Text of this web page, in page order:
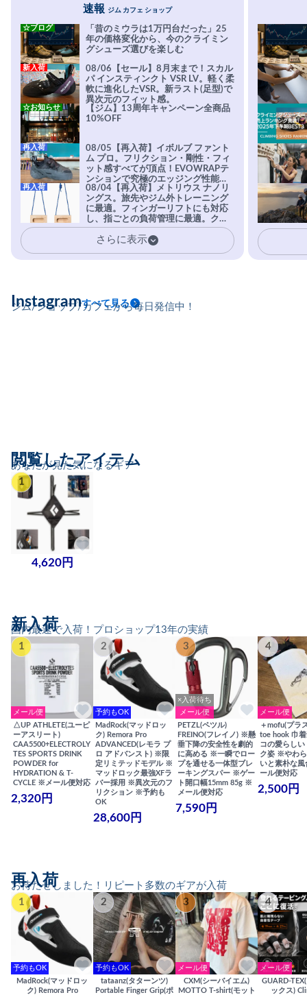
速報 ジム カフェ ショップ
「昔のミウラは1万円台だった」25
年の価格変化から、今のクライミン
グシューズ選びを楽しむ
☆ブログ
08/06【セール】8月末まで！スカル
パ インスティンクト VSR LV。軽く柔
軟に進化したVSR。新ラスト(足型)で
異次元のフィット感。
新入荷
【ジム】13周年キャンペーン全商品
10%OFF
☆お知らせ
08/05【再入荷】イボルブ ファント
ム プロ。フリクション・剛性・フィ
ット感すべてが頂点！EVOWRAPテ
ンションで究極のエッジング性能を
実現。進化系ラバーEvo-74はTRAX
を凌駕する粘着力で極小ホールドに
安心感。
再入荷
08/04【再入荷】メトリウス ナノリ
ングス。旅先やジム外トレーニング
に最適。フィンガーリフトにも対応
し、指ごとの負荷管理に最適。クラ
イマーの指を本気で鍛えるギア。
再入荷
さらに表示
ジム/ショップ/カフェから毎日発信中！
Instagramすべて見る
あなたが見た気になるギア
閲覧したアイテム
1
4,620円
国内最速で入荷！プロショップ13年の実績
新入荷
1
メール便
△UP ATHLETE(ユーピ
ーアスリート)
CAA5500+ELECTROLY
TES SPORTS DRINK
POWDER for
HYDRATION & T-
CYCLE ※メール便対応
2,320円
2
予約もOK
MadRock(マッドロッ
ク) Remora Pro
ADVANCED(レモラ プ
ロ アドバンスト) ※限
定リミテッドモデル ※
マッドロック最強XFラ
バー採用 ※異次元のフ
リクション ※予約も
OK
28,600円
3
×入荷待ち
メール便
PETZL(ペツル)
FREINO(フレイノ) ※懸
垂下降の安全性を劇的
に高める ※一瞬でロー
プを通せる一体型ブレ
ーキングスパー ※ゲー
ト開口幅15mm 85g ※
メール便対応
7,590円
4
メール便
＋mofu(プラ
toe hook 巾
コの愛らしい
ク姿 ※やわ
いと素朴な
ール便対応
2,500円
お待たせしました！リピート多数のギアが入荷
再入荷
1
予約もOK
MadRock(マッドロッ
ク) Remora Pro
2
予約もOK
tataanz(タターンツ)
Portable Finger Grip(ポ
3
メール便
CXM(シーバイエム)
MOTTO T-shirt(モット
4
メール便
GUARD-
ックス)